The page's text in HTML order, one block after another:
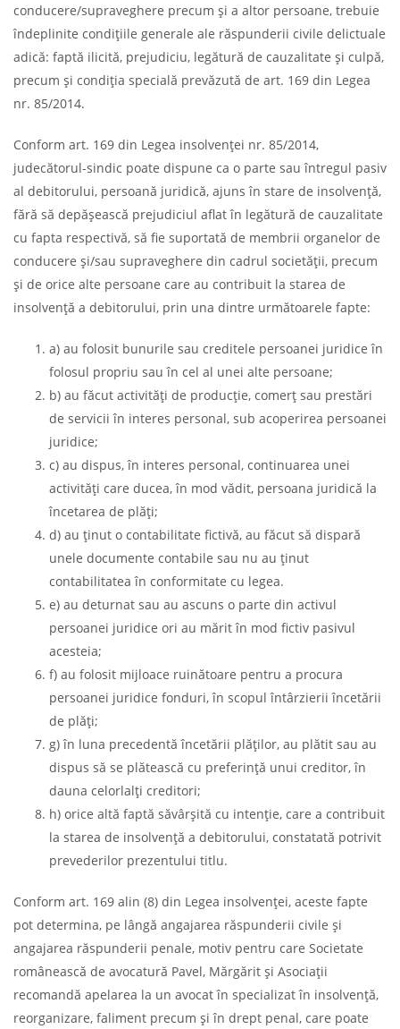
conducere/supraveghere precum și a altor persoane, trebuie
îndeplinite condițiile generale ale răspunderii civile delictuale
adică: faptă ilicită, prejudiciu, legătură de cauzalitate și culpă,
precum și condiția specială prevăzută de art. 169 din Legea
nr. 85/2014.
Conform art. 169 din Legea insolvenței nr. 85/2014,
judecătorul-sindic poate dispune ca o parte sau întregul pasiv
al debitorului, persoană juridică, ajuns în stare de insolvenţă,
fără să depăşească prejudiciul aflat în legătură de cauzalitate
cu fapta respectivă, să fie suportată de membrii organelor de
conducere şi/sau supraveghere din cadrul societăţii, precum
şi de orice alte persoane care au contribuit la starea de
insolvenţă a debitorului, prin una dintre următoarele fapte:
a) au folosit bunurile sau creditele persoanei juridice în
folosul propriu sau în cel al unei alte persoane;
b) au făcut activităţi de producţie, comerţ sau prestări
de servicii în interes personal, sub acoperirea persoanei
juridice;
c) au dispus, în interes personal, continuarea unei
activităţi care ducea, în mod vădit, persoana juridică la
încetarea de plăţi;
d) au ţinut o contabilitate fictivă, au făcut să dispară
unele documente contabile sau nu au ţinut
contabilitatea în conformitate cu legea.
e) au deturnat sau au ascuns o parte din activul
persoanei juridice ori au mărit în mod fictiv pasivul
acesteia;
f) au folosit mijloace ruinătoare pentru a procura
persoanei juridice fonduri, în scopul întârzierii încetării
de plăţi;
g) în luna precedentă încetării plăţilor, au plătit sau au
dispus să se plătească cu preferinţă unui creditor, în
dauna celorlalţi creditori;
h) orice altă faptă săvârşită cu intenţie, care a contribuit
la starea de insolvenţă a debitorului, constatată potrivit
prevederilor prezentului titlu.
Conform art. 169 alin (8) din Legea insolvenței, aceste fapte
pot determina, pe lângă angajarea răspunderii civile și
angajarea răspunderii penale, motiv pentru care Societate
românească de avocatură Pavel, Mărgărit și Asociații
recomandă apelarea la un avocat în specializat în insolvență,
reorganizare, faliment precum și în drept penal, care poate